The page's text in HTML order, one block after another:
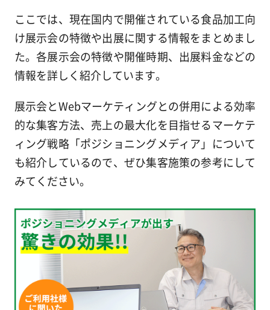
ここでは、現在国内で開催されている食品加工向
け展示会の特徴や出展に関する情報をまとめまし
た。各展示会の特徴や開催時期、出展料金などの
情報を詳しく紹介しています。
展示会とWebマーケティングとの併用による効率
的な集客方法、売上の最大化を目指せるマーケテ
ィング戦略「ポジショニングメディア」について
も紹介しているので、ぜひ集客施策の参考にして
みてください。